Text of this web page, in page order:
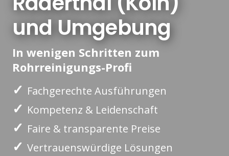
und Umgebung
In wenigen Schritten zum
Rohrreinigungs-Profi
✓ Fachgerechte Ausführungen
✓ Kompetenz & Leidenschaft
✓ Faire & transparente Preise
✓ Vertrauenswürdige Lösungen